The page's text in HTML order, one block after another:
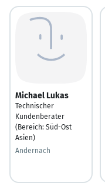
Michael Lukas
Technischer
Kundenberater
(Bereich: Süd-Ost
Asien)
Andernach